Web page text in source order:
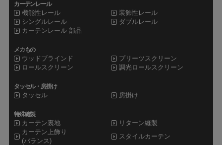
カーテンレール
機能性レール
装飾性レール
シングルレール
ダブルレール
カーテンレール 部品
メカもの
ウッドブラインド
プリーツスクリーン
ロールスクリーン
調光ロールスクリーン
タッセル・房掛け
タッセル 房掛け
特殊縫製
カーテン裏地
リターン縫製
カーテン上飾り
(バランス)
スタイルカーテン